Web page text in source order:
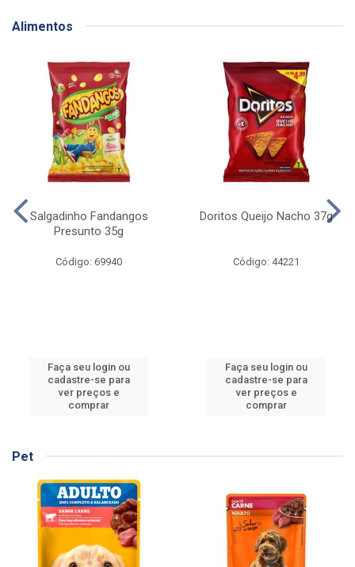
Alimentos
Salgadinho Fandangos
Presunto 35g
Código: 69940
Faça seu login ou
cadastre-se para
ver preços e
comprar
Doritos Queijo Nacho 37g
Código: 44221
Faça seu login ou
cadastre-se para
ver preços e
comprar
Pet